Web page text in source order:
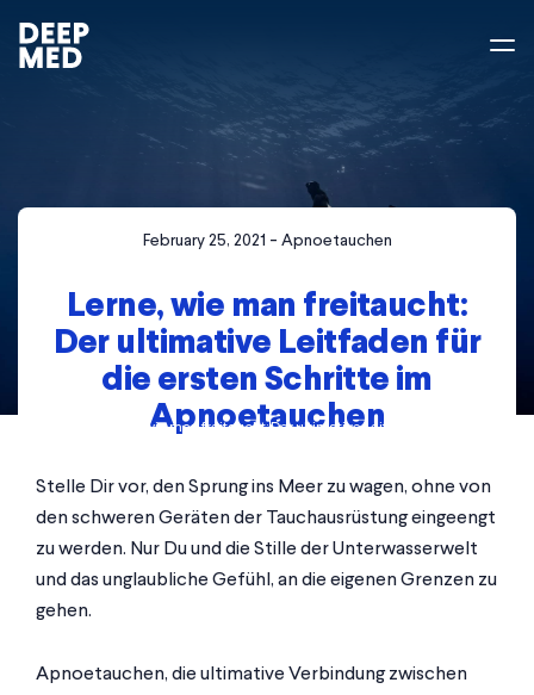
Lerne, wie man freitaucht: Der ultimative Leitfaden für die ersten
February 25, 2021 - Apnoetauchen
Lerne, wie man freitaucht:
Der ultimative Leitfaden für
die ersten Schritte im
Apnoetauchen
Stelle Dir vor, den Sprung ins Meer zu wagen, ohne von
den schweren Geräten der Tauchausrüstung eingeengt
zu werden. Nur Du und die Stille der Unterwasserwelt
und das unglaubliche Gefühl, an die eigenen Grenzen zu
gehen.
Apnoetauchen, die ultimative Verbindung zwischen